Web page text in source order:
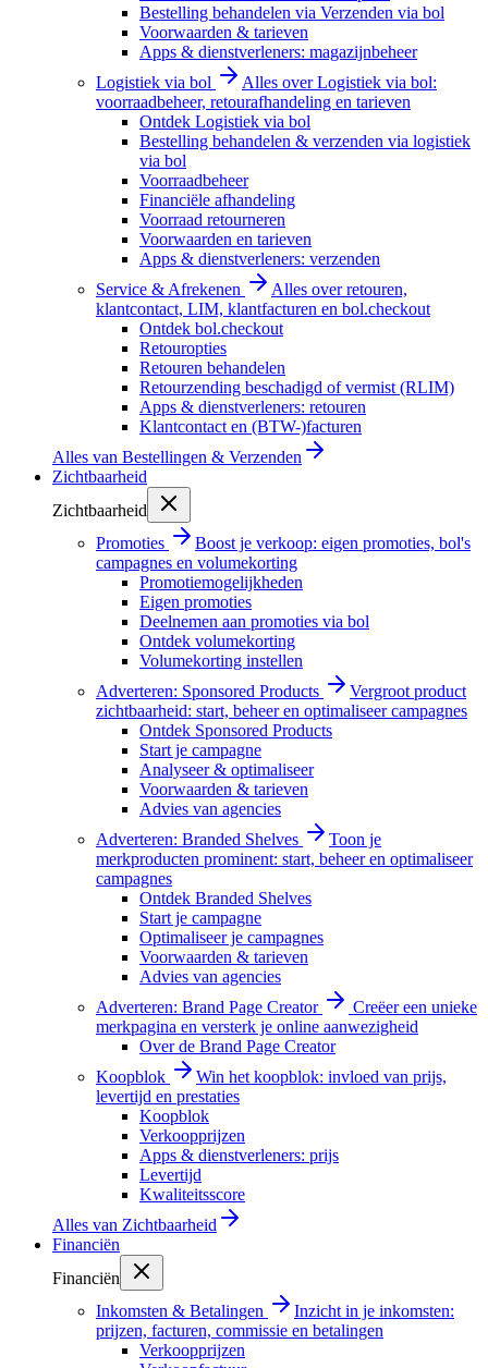
Bestelling behandelen via Verzenden via bol
Voorwaarden & tarieven
Apps & dienstverleners: magazijnbeheer
Logistiek via bol
Alles over Logistiek via bol:
voorraadbeheer, retourafhandeling en tarieven
Ontdek Logistiek via bol
Bestelling behandelen & verzenden via logistiek
via bol
Voorraadbeheer
Financiële afhandeling
Voorraad retourneren
Voorwaarden en tarieven
Apps & dienstverleners: verzenden
Service & Afrekenen
Alles over retouren,
klantcontact, LIM, klantfacturen en bol.checkout
Ontdek bol.checkout
Retouropties
Retouren behandelen
Retourzending beschadigd of vermist (RLIM)
Apps & dienstverleners: retouren
Klantcontact en (BTW-)facturen
Alles van Bestellingen & Verzenden
Zichtbaarheid
Zichtbaarheid
Promoties
Boost je verkoop: eigen promoties, bol's
campagnes en volumekorting
Promotiemogelijkheden
Eigen promoties
Deelnemen aan promoties via bol
Ontdek volumekorting
Volumekorting instellen
Adverteren: Sponsored Products
Vergroot product
zichtbaarheid: start, beheer en optimaliseer campagnes
Ontdek Sponsored Products
Start je campagne
Analyseer & optimaliseer
Voorwaarden & tarieven
Advies van agencies
Adverteren: Branded Shelves
Toon je
merkproducten prominent: start, beheer en optimaliseer
campagnes
Ontdek Branded Shelves
Start je campagne
Optimaliseer je campagnes
Voorwaarden & tarieven
Advies van agencies
Adverteren: Brand Page Creator
Creëer een unieke
merkpagina en versterk je online aanwezigheid
Over de Brand Page Creator
Koopblok
Win het koopblok: invloed van prijs,
levertijd en prestaties
Koopblok
Verkoopprijzen
Apps & dienstverleners: prijs
Levertijd
Kwaliteitsscore
Alles van Zichtbaarheid
Financiën
Financiën
Inkomsten & Betalingen
Inzicht in je inkomsten:
prijzen, facturen, commissie en betalingen
Verkoopprijzen